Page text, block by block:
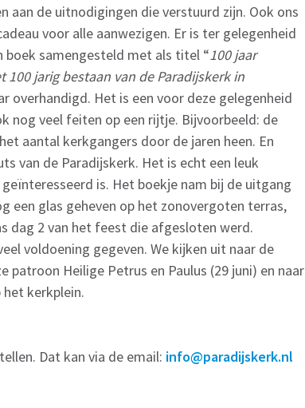
aan de uitnodigingen die verstuurd zijn. Ook ons
voor alle aanwezigen. Er is ter gelegenheid
boek samengesteld met als titel “100 jaar
100 jarig bestaan van de Paradijskerk in
overhandigd. Het is een voor deze gelegenheid
nog veel feiten op een rijtje. Bijvoorbeeld: de
aantal kerkgangers door de jaren heen. En
van de Paradijskerk. Het is echt een leuk
is. Het boekje nam bij de uitgang
een glas geheven op het zonovergoten terras,
dag 2 van het feest die afgesloten werd.
voldoening gegeven. We kijken uit naar de
Heilige Petrus en Paulus (29 juni) en naar
kerkplein.
Dat kan via de email: info@paradijskerk.nl